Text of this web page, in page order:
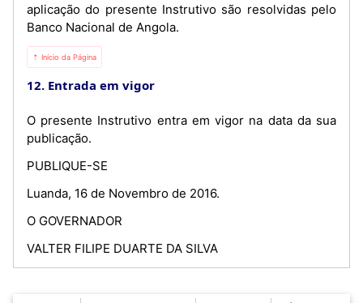
aplicação do presente Instrutivo são resolvidas pelo
Banco Nacional de Angola.
⇡ Início da Página
12. Entrada em vigor
O presente Instrutivo entra em vigor na data da sua
publicação.
PUBLIQUE-SE
Luanda, 16 de Novembro de 2016.
O GOVERNADOR
VALTER FILIPE DUARTE DA SILVA